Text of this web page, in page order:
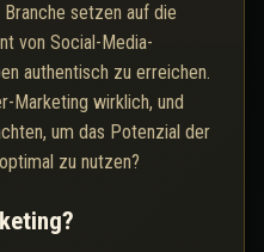
setzen auf die
von Social-Media-
authentisch zu erreichen.
Marketing wirklich, und
um das Potenzial der
zu nutzen?